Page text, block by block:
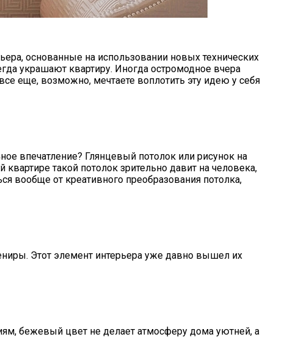
основанные на использовании новых технических
украшают квартиру. Иногда остромодное вчера
еще, возможно, мечтаете воплотить эту идею у себя
впечатление? Глянцевый потолок или рисунок на
такой потолок зрительно давит на человека,
вообще от креативного преобразования потолка,
Этот элемент интерьера уже давно вышел их
бежевый цвет не делает атмосферу дома уютней, а